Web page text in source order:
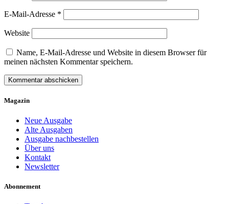
E-Mail-Adresse *
Website
Name, E-Mail-Adresse und Website in diesem Browser für
meinen nächsten Kommentar speichern.
Magazin
Neue Ausgabe
Alte Ausgaben
Ausgabe nachbestellen
Über uns
Kontakt
Newsletter
Abonnement